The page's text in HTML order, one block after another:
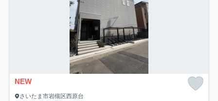
NEW
さいたま市岩槻区西原台